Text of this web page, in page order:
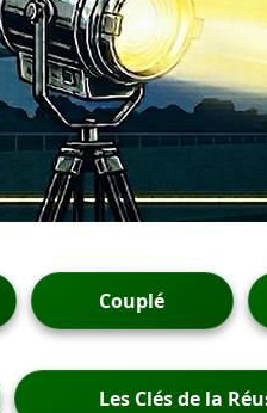
Couplé
Les Clés de la